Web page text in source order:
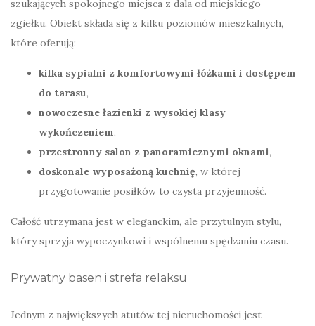
szukających spokojnego miejsca z dala od miejskiego
zgiełku. Obiekt składa się z kilku poziomów mieszkalnych,
które oferują:
kilka sypialni z komfortowymi łóżkami i dostępem
do tarasu,
nowoczesne łazienki z wysokiej klasy
wykończeniem,
przestronny salon z panoramicznymi oknami,
doskonale wyposażoną kuchnię, w której
przygotowanie posiłków to czysta przyjemność.
Całość utrzymana jest w eleganckim, ale przytulnym stylu,
który sprzyja wypoczynkowi i wspólnemu spędzaniu czasu.
Prywatny basen i strefa relaksu
Jednym z największych atutów tej nieruchomości jest